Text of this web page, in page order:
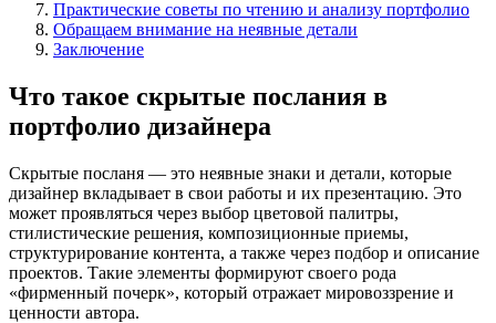
Практические советы по чтению и анализу портфолио
Обращаем внимание на неявные детали
Заключение
Что такое скрытые послания в
портфолио дизайнера
Скрытые посланя — это неявные знаки и детали, которые
дизайнер вкладывает в свои работы и их презентацию. Это
может проявляться через выбор цветовой палитры,
стилистические решения, композиционные приемы,
структурирование контента, а также через подбор и описание
проектов. Такие элементы формируют своего рода
«фирменный почерк», который отражает мировоззрение и
ценности автора.